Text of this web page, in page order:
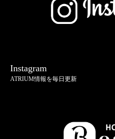
Instagram
ATRIUM情報を毎日更新